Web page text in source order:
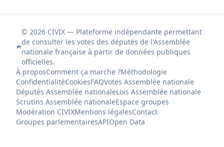
© 2026 CIVIX — Plateforme indépendante permettant
de consulter les votes des députés de l'Assemblée
nationale française à partir de données publiques
officielles.
À proposComment ça marche ?Méthodologie
ConfidentialitéCookiesFAQVotes Assemblée nationale
Députés Assemblée nationaleLois Assemblée nationale
Scrutins Assemblée nationaleEspace groupes
Modération CIVIXMentions légalesContact
Groupes parlementairesAPIOpen Data